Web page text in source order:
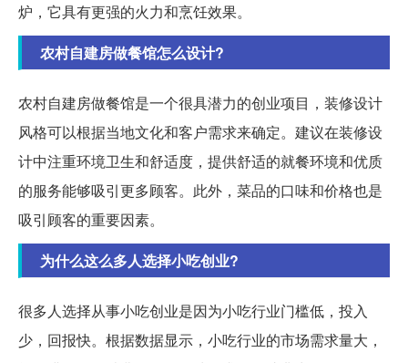
炉，它具有更强的火力和烹饪效果。
农村自建房做餐馆怎么设计?
农村自建房做餐馆是一个很具潜力的创业项目，装修设计
风格可以根据当地文化和客户需求来确定。建议在装修设
计中注重环境卫生和舒适度，提供舒适的就餐环境和优质
的服务能够吸引更多顾客。此外，菜品的口味和价格也是
吸引顾客的重要因素。
为什么这么多人选择小吃创业?
很多人选择从事小吃创业是因为小吃行业门槛低，投入
少，回报快。根据数据显示，小吃行业的市场需求量大，